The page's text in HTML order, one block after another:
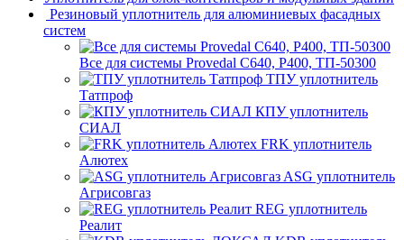
Резиновый уплотнитель для алюминиевых фасадных
систем
Все для системы Provedal С640, Р400, ТП-50300
ТПУ уплотнитель
Татпроф
КПУ уплотнитель
СИАЛ
FRK уплотнитель
Алютех
ASG уплотнитель
Агрисовгаз
REG уплотнитель
Реалит